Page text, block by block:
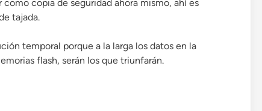
copia de seguridad ahora mismo, ahí es
tajada.
temporal porque a la larga los datos en la
flash, serán los que triunfarán.